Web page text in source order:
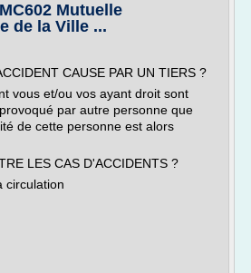
Mutuelle
de la Ville ...
CAUSE PAR UN TIERS ?
vous et/ou vos ayant droit sont
par autre personne que
de cette personne est alors
LES CAS D'ACCIDENTS ?